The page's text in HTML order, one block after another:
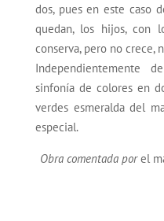
dos, pues en este caso
quedan, los hijos, con
conserva, pero no crece,
Independientemente
sinfonía de colores en
verdes esmeralda del
especial.
Obra comentada porel